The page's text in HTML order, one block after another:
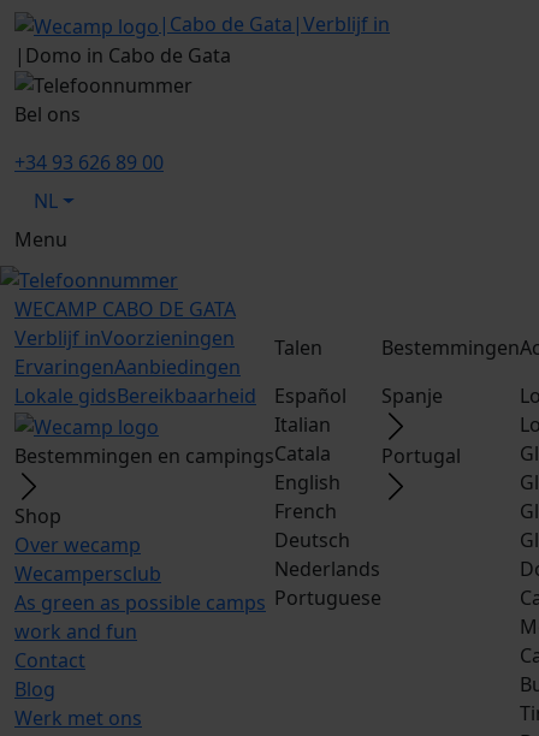
| Cabo de Gata |Verblijf in
| Domo in Cabo de Gata
Bel ons
+34 93 626 89 00
NL
Menu
WECAMP CABO DE GATA
Verblijf inVoorzieningen
ErvaringenAanbiedingen
Lokale gidsBereikbaarheid
Bestemmingen en campings
Shop
Over wecamp
Wecampersclub
As green as possible camps
work and fun
Contact
Blog
Werk met ons
Talen
Español
Italian
Catala
English
French
Deutsch
Nederlands
Portuguese
Bestemmingen
Spanje
Portugal